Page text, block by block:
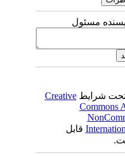
مسئول
شرایطCreative
قابل